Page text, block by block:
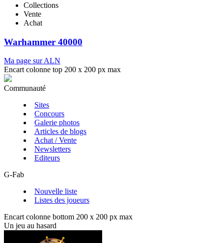
Collections
Vente
Achat
Warhammer 40000
Ma page sur ALN
Encart colonne top 200 x 200 px max
Communauté
Sites
Concours
Galerie photos
Articles de blogs
Achat / Vente
Newsletters
Editeurs
G-Fab
Nouvelle liste
Listes des joueurs
Encart colonne bottom 200 x 200 px max
Un jeu au hasard